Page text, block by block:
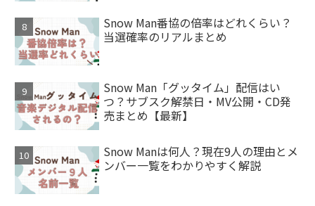
Snow Man番協の倍率はどれくらい？
当選確率のリアルまとめ
Snow Man「グッタイム」配信はい
つ？サブスク解禁日・MV公開・CD発
売まとめ【最新】
Snow Manは何人？現在9人の理由とメ
ンバー一覧をわかりやすく解説